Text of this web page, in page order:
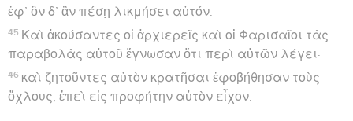
ἐφ’ ὃν δ’ ἂν πέσῃ λικμήσει αὐτόν.
45 Καὶ ἀκούσαντες οἱ ἀρχιερεῖς καὶ οἱ Φαρισαῖοι τὰς
παραβολὰς αὐτοῦ ἔγνωσαν ὅτι περὶ αὐτῶν λέγει·
46 καὶ ζητοῦντες αὐτὸν κρατῆσαι ἐφοβήθησαν τοὺς
ὄχλους, ἐπεὶ εἰς προφήτην αὐτὸν εἶχον.